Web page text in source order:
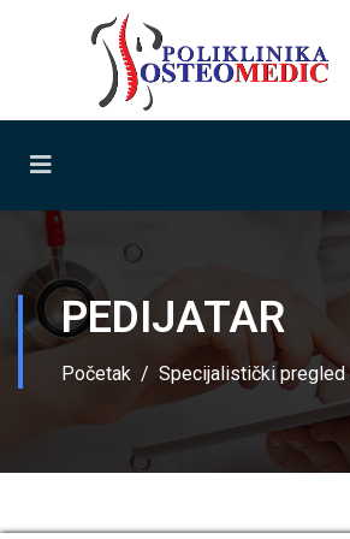
PEDIJATAR
Početak Specijalistički pregled